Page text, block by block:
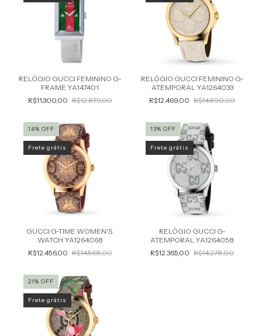
RELÓGIO GUCCI FEMININO G-
FRAME YA147401
R$11.300,00 R$12.879,00
RELÓGIO GUCCI FEMININO G-
ATEMPORAL YA1264033
R$12.469,00 R$14.890,00
14% OFF
Frete grátis
GUCCI G-TIME WOMEN'S
WATCH YA1264068
R$12.456,00 R$14.568,00
13% OFF
Frete grátis
RELÓGIO GUCCI G-
ATEMPORAL YA1264058
R$12.365,00 R$14.278,00
21% OFF
Frete grátis